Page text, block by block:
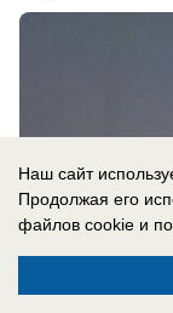
Наш сайт
Продолжая его
файлов cookie и